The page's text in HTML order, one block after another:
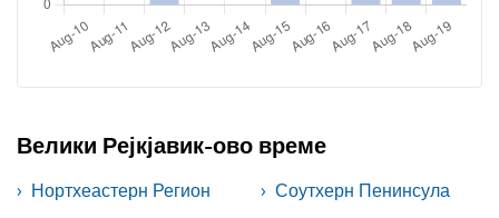
Велики Рејкјавик-ово време
Нортхеастерн Регион
Соутхерн Пенинсула